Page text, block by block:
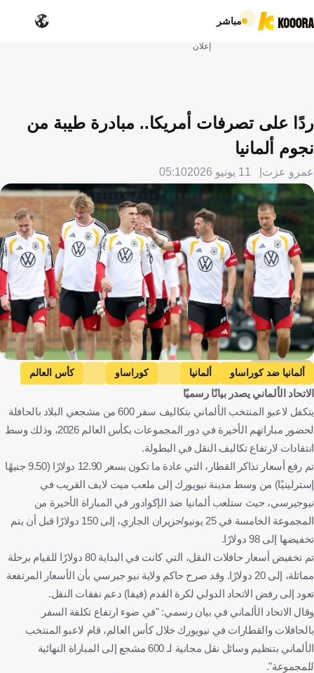
مباشر
إعلان
ردًا على تصرفات أمريكا.. مبادرة طيبة من
نجوم ألمانيا
عمرو عزت 11 يونيو 2026 05:10
Getty Images
ألمانيا ضد كوراساو ألمانيا كوراساو
كأس العالم
الإكوادور ضد ألمانيا
الإكوادور
الولايات المتحدة
الإكوادور كرة قدم
الاتحاد الألماني يصدر بيانًا رسميًا
يتكفل لاعبو المنتخب الألماني بتكاليف سفر 600 من مشجعي البلاد بالحافلة
لحضور مباراتهم الأخيرة في دور المجموعات بكأس العالم 2026، وذلك وسط
انتقادات لارتفاع تكاليف النقل في البطولة.
تم رفع أسعار تذاكر القطار، التي عادة ما تكون بسعر 12.90 دولارًا (9.50 جنيهًا
إسترلينيًا) من وسط مدينة نيويورك إلى ملعب ميت لايف القريب في
نيوجيرسي، حيث ستلعب ألمانيا ضد الإكوادور في المباراة الأخيرة من
المجموعة الخامسة في 25 يونيو/حزيران الجاري، إلى 150 دولارًا قبل أن يتم
تخفيضها إلى 98 دولارًا.
تم تخفيض أسعار حافلات النقل، التي كانت في البداية 80 دولارًا للقيام برحلة
مماثلة، إلى 20 دولارًا. وقد صرح حاكم ولاية نيو جيرسي بأن الأسعار المرتفعة
تعود إلى رفض الاتحاد الدولي لكرة القدم (فيفا) دعم نفقات النقل.
وقال الاتحاد الألماني في بيان رسمي: "في ضوء ارتفاع تكلفة السفر
بالحافلات والقطارات في نيويورك خلال كأس العالم، قام لاعبو المنتخب
الألماني بتنظيم وسائل نقل مجانية لـ 600 مشجع إلى المباراة النهائية
للمجموعة".